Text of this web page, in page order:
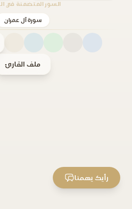
السور المتضمنة في
سورة آل عمران
ملف القارئ
رأيك يهمنا